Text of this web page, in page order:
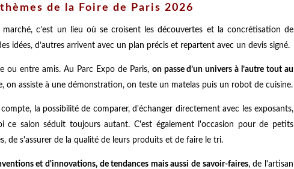
de la Foire de Paris 2026
marché, c’est un lieu où se croisent les découvertes et la concrétisation de
idées, d’autres arrivent avec un plan précis et repartent avec un devis signé.
ou entre amis. Au Parc Expo de Paris, on passe d’un univers à l’autre tout au
on assiste à une démonstration, on teste un matelas puis un robot de cuisine.
la possibilité de comparer, d'échanger directement avec les exposants,
ce salon séduit toujours autant. C'est également l'occasion pour de petits
de s'assurer de la qualité de leurs produits et de faire le tri.
et d'innovations, de tendances mais aussi de savoir-faires, de l'artisan